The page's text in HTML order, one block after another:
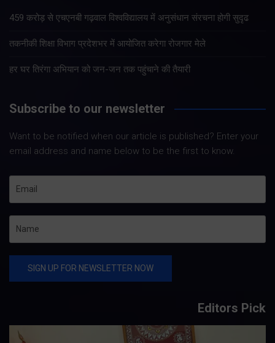
459 करोड़ से एचएनबी गढ़वाल विश्वविद्यालय में अनुसंधान संरचना होगी सुदृढ
तकनीकी शिक्षा विभाग प्रदेशभर में आयोजित करेगा रोजगार मेले
हर घर तिरंगा अभियान को जन-जन तक पहुंचाने की तैयारी
Subscribe to our newsletter
Want to be notified when our article is published? Enter your
email address and name below to be the first to know.
Editors Pick